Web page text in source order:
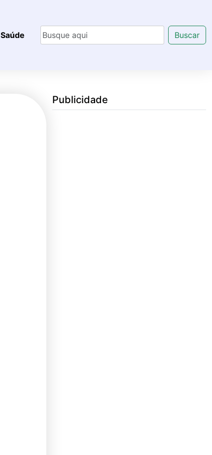
Saúde Buscar
Publicidade